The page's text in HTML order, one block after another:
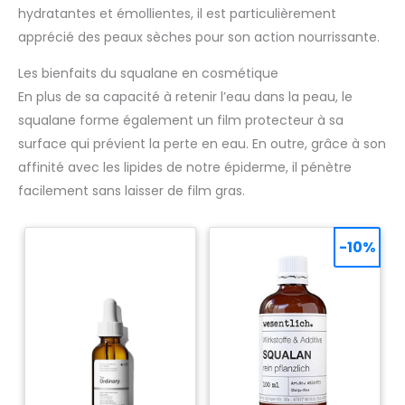
hydratantes et émollientes, il est particulièrement
apprécié des peaux sèches pour son action nourrissante.
Les bienfaits du squalane en cosmétique
En plus de sa capacité à retenir l’eau dans la peau, le
squalane forme également un film protecteur à sa
surface qui prévient la perte en eau. En outre, grâce à son
affinité avec les lipides de notre épiderme, il pénètre
facilement sans laisser de film gras.
-10%